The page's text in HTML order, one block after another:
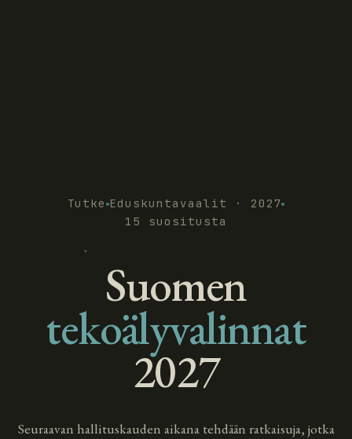
Tutke Eduskuntavaalit · 2027
15 suositusta
Suomen
tekoäly­valinnat
2027
Seuraavan hallituskauden aikana tehdään ratkaisuja, jotka